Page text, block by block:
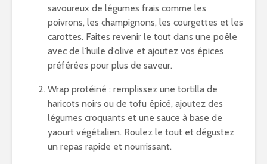
savoureux de légumes frais comme les
poivrons, les champignons, les courgettes et les
carottes. Faites revenir le tout dans une poêle
avec de l’huile d’olive et ajoutez vos épices
préférées pour plus de saveur.
Wrap protéiné : remplissez une tortilla de
haricots noirs ou de tofu épicé, ajoutez des
légumes croquants et une sauce à base de
yaourt végétalien. Roulez le tout et dégustez
un repas rapide et nourrissant.